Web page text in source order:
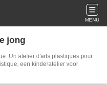
MENU
jong
Un atelier d'arts plastiques pour
een kinderatelier voor